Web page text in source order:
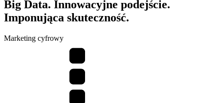
Big Data. Innowacyjne podejście.
Imponująca skuteczność.
Marketing cyfrowy